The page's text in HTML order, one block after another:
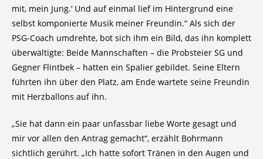
mit, mein Jung.‘ Und auf einmal lief im Hintergrund eine
selbst komponierte Musik meiner Freundin.“ Als sich der
PSG-Coach umdrehte, bot sich ihm ein Bild, das ihn komplett
überwältigte: Beide Mannschaften – die Probsteier SG und
Gegner Flintbek – hatten ein Spalier gebildet. Seine Eltern
führten ihn über den Platz, am Ende wartete seine Freundin
mit Herzballons auf ihn.
„Sie hat dann ein paar unfassbar liebe Worte gesagt und
mir vor allen den Antrag gemacht“, erzählt Bohrmann
sichtlich gerührt. „Ich hatte sofort Tränen in den Augen und